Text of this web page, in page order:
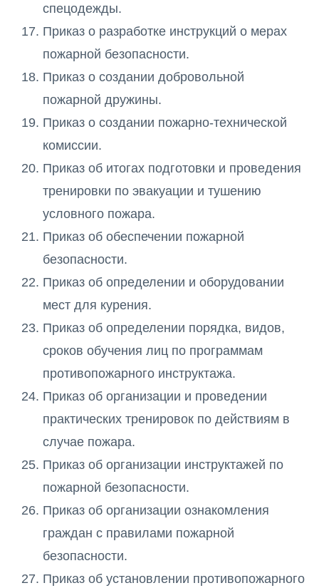
спецодежды.
Приказ о разработке инструкций о мерах
пожарной безопасности.
Приказ о создании добровольной
пожарной дружины.
Приказ о создании пожарно-технической
комиссии.
Приказ об итогах подготовки и проведения
тренировки по эвакуации и тушению
условного пожара.
Приказ об обеспечении пожарной
безопасности.
Приказ об определении и оборудовании
мест для курения.
Приказ об определении порядка, видов,
сроков обучения лиц по программам
противопожарного инструктажа.
Приказ об организации и проведении
практических тренировок по действиям в
случае пожара.
Приказ об организации инструктажей по
пожарной безопасности.
Приказ об организации ознакомления
граждан с правилами пожарной
безопасности.
Приказ об установлении противопожарного